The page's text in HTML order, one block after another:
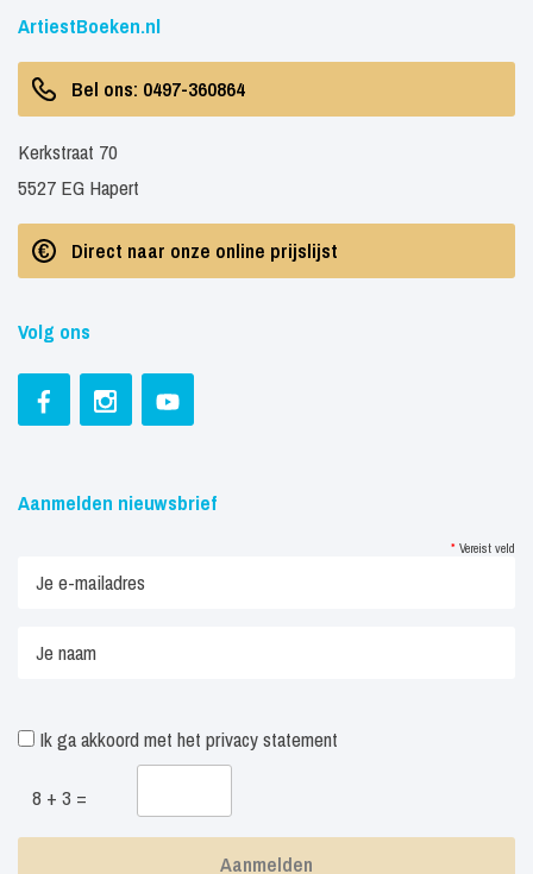
ArtiestBoeken.nl
Bel ons: 0497-360864
Kerkstraat 70
5527 EG Hapert
Direct naar onze online prijslijst
Volg ons
Aanmelden nieuwsbrief
* Vereist veld
Ik ga akkoord met het privacy statement
8 + 3 =